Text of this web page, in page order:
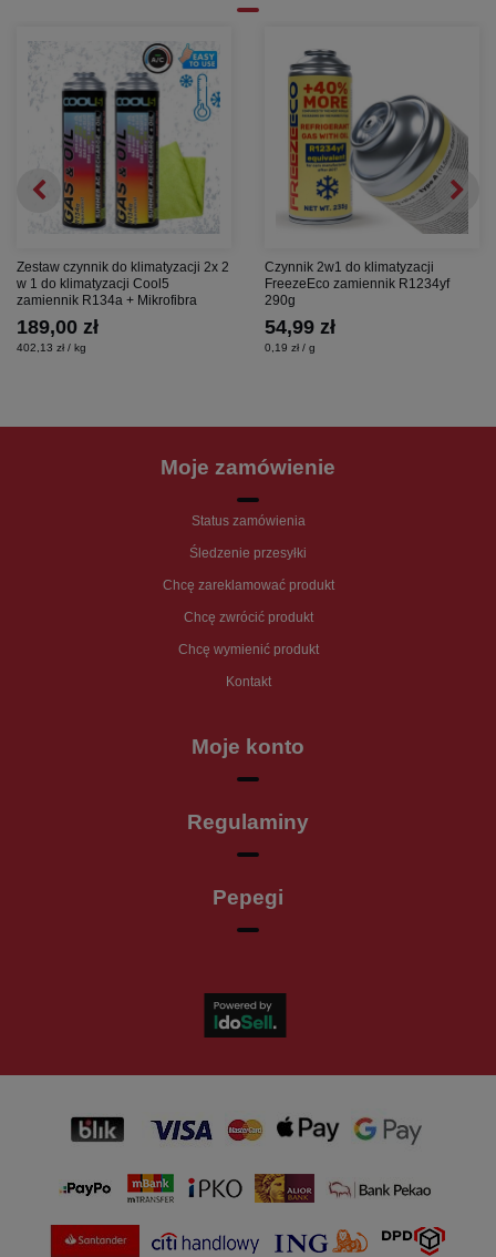
Zestaw czynnik do klimatyzacji 2x 2
w 1 do klimatyzacji Cool5
zamiennik R134a + Mikrofibra
189,00 zł
402,13 zł / kg
Czynnik 2w1 do klimatyzacji
FreezeEco zamiennik R1234yf
290g
54,99 zł
0,19 zł / g
Moje zamówienie
Status zamówienia
Śledzenie przesyłki
Chcę zareklamować produkt
Chcę zwrócić produkt
Chcę wymienić produkt
Kontakt
Moje konto
Regulaminy
Pepegi